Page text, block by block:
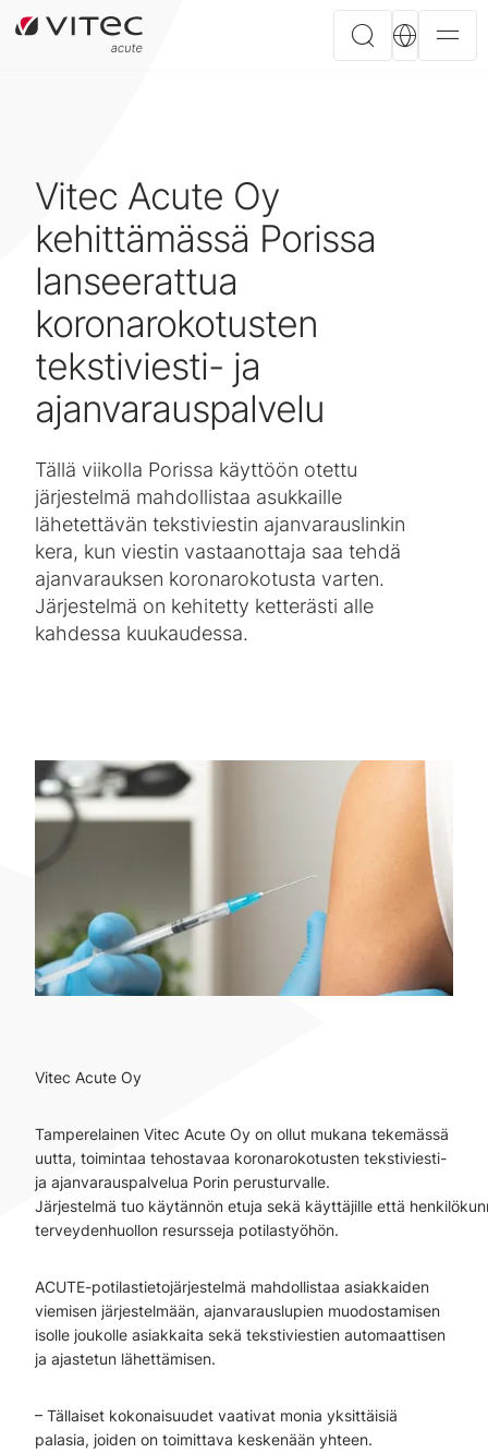
Vitec Acute Oy
kehittämässä Porissa
lanseerattua
koronarokotusten
tekstiviesti- ja
ajanvarauspalvelu
Tällä viikolla Porissa käyttöön otettu
järjestelmä mahdollistaa asukkaille
lähetettävän tekstiviestin ajanvarauslinkin
kera, kun viestin vastaanottaja saa tehdä
ajanvarauksen koronarokotusta varten.
Järjestelmä on kehitetty ketterästi alle
kahdessa kuukaudessa.
Vitec Acute Oy
Tamperelainen Vitec Acute Oy on ollut mukana tekemässä
uutta, toimintaa tehostavaa koronarokotusten tekstiviesti-
ja ajanvarauspalvelua Porin perusturvalle.
Järjestelmä tuo käytännön etuja sekä käyttäjille että
terveydenhuollon resursseja potilastyöhön.
ACUTE-potilastietojärjestelmä mahdollistaa asiakkaiden
viemisen järjestelmään, ajanvarauslupien muodostamisen
isolle joukolle asiakkaita sekä tekstiviestien automaattisen
ja ajastetun lähettämisen.
– Tällaiset kokonaisuudet vaativat monia yksittäisiä
palasia, joiden on toimittava keskenään yhteen.